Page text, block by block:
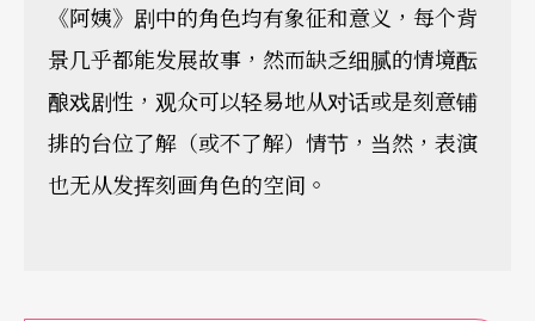
《阿姨》剧中的角色均有象征和意义，每个背
景几乎都能发展故事，然而缺乏细腻的情境酝
酿戏剧性，观众可以轻易地从对话或是刻意铺
排的台位了解（或不了解）情节，当然，表演
也无从发挥刻画角色的空间。